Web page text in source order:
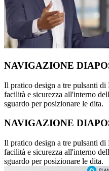
NAVIGAZIONE
Il pratico design a tre pulsanti di
facilità e sicurezza all'interno
sguardo per posizionare le dita.
NAVIGAZIONE
Il pratico design a tre pulsanti di
facilità e sicurezza all'interno
sguardo per posizionare le dita.